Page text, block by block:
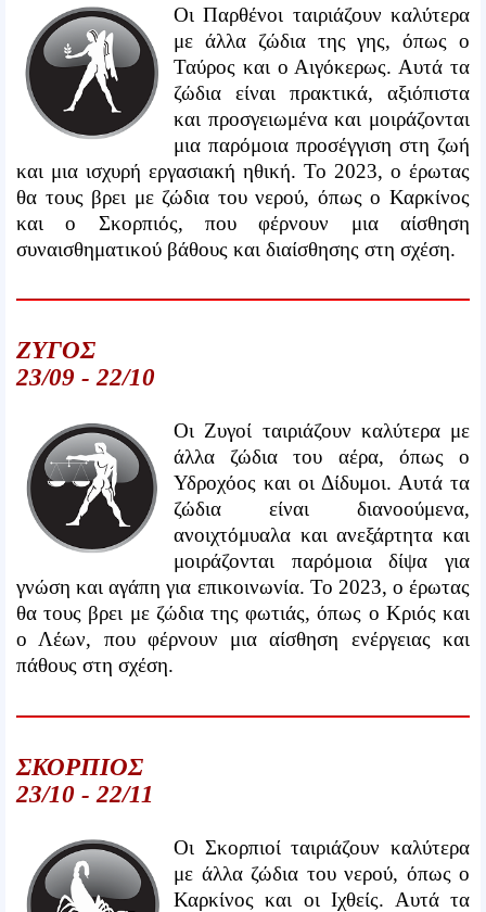
Οι Παρθένοι ταιριάζουν καλύτερα
με άλλα ζώδια της γης, όπως ο
Ταύρος και ο Αιγόκερως. Αυτά τα
ζώδια είναι πρακτικά, αξιόπιστα
και προσγειωμένα και μοιράζονται
μια παρόμοια προσέγγιση στη ζωή
και μια ισχυρή εργασιακή ηθική. Το 2023, ο έρωτας
θα τους βρει με ζώδια του νερού, όπως ο Καρκίνος
και ο Σκορπιός, που φέρνουν μια αίσθηση
συναισθηματικού βάθους και διαίσθησης στη σχέση.
ΖΥΓΟΣ
23/09 - 22/10
Οι Ζυγοί ταιριάζουν καλύτερα με
άλλα ζώδια του αέρα, όπως ο
Υδροχόος και οι Δίδυμοι. Αυτά τα
ζώδια είναι διανοούμενα,
ανοιχτόμυαλα και ανεξάρτητα και
μοιράζονται παρόμοια δίψα για
γνώση και αγάπη για επικοινωνία. Το 2023, ο έρωτας
θα τους βρει με ζώδια της φωτιάς, όπως ο Κριός και
ο Λέων, που φέρνουν μια αίσθηση ενέργειας και
πάθους στη σχέση.
ΣΚΟΡΠΙΟΣ
23/10 - 22/11
Οι Σκορπιοί ταιριάζουν καλύτερα
με άλλα ζώδια του νερού, όπως ο
Καρκίνος και οι Ιχθείς. Αυτά τα